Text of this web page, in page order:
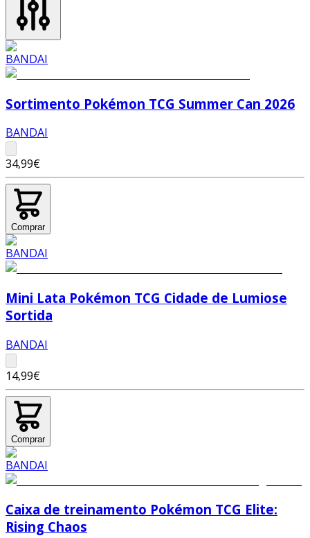
Sortimento Pokémon TCG Summer Can 2026
BANDAI
34,99€
Comprar
Mini Lata Pokémon TCG Cidade de Lumiose
Sortida
BANDAI
14,99€
Comprar
Caixa de treinamento Pokémon TCG Elite:
Rising Chaos